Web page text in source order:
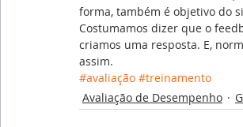
forma, também é objetivo do
Costumamos dizer que o
criamos uma resposta. E,
assim.
#avaliação #treinamento
Avaliação de Desempenho